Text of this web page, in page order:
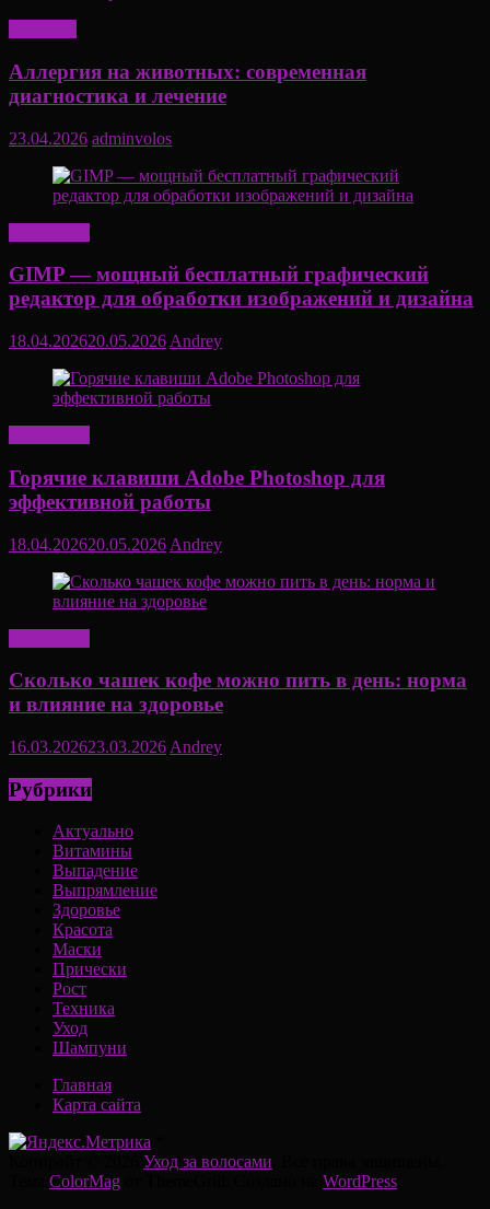
Аллергия на животных: современная
диагностика и лечение
23.04.2026 adminvolos
GIMP — мощный бесплатный графический
редактор для обработки изображений и дизайна
18.04.202620.05.2026 Andrey
Горячие клавиши Adobe Photoshop для
эффективной работы
18.04.202620.05.2026 Andrey
Сколько чашек кофе можно пить в день: норма
и влияние на здоровье
16.03.202623.03.2026 Andrey
Рубрики
Актуально
Витамины
Выпадение
Выпрямление
Здоровье
Красота
Маски
Прически
Рост
Техника
Уход
Шампуни
Главная
Карта сайта
Уход за волосами
ColorMag WordPress